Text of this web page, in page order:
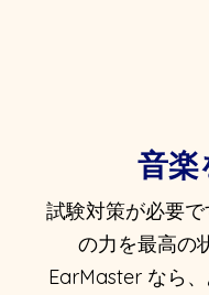
音楽
試験対策が必要
の力を最高の
EarMaster なら